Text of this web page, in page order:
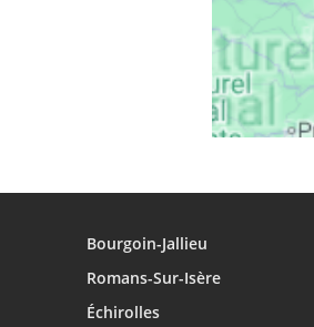
30, Di
31, Lu
Bourgoin-Jallieu
Romans-Sur-Isère
Échirolles